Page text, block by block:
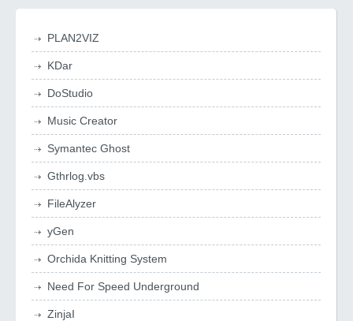
PLAN2VIZ
KDar
DoStudio
Music Creator
Symantec Ghost
Gthrlog.vbs
FileAlyzer
yGen
Orchida Knitting System
Need For Speed Underground
ZinjaI